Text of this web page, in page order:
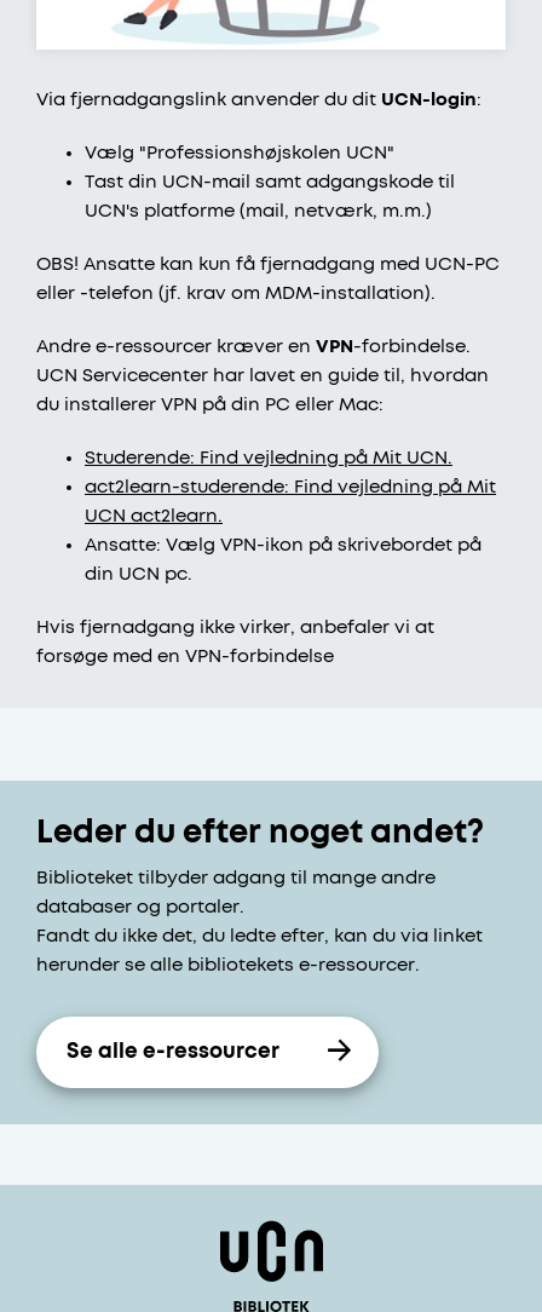
Via fjernadgangslink anvender du dit UCN-login:
Vælg "Professionshøjskolen UCN"
Tast din UCN-mail samt adgangskode til
UCN's platforme (mail, netværk, m.m.)
OBS! Ansatte kan kun få fjernadgang med UCN-PC
eller -telefon (jf. krav om MDM-installation).
Andre e-ressourcer kræver en VPN -forbindelse.
UCN Servicecenter har lavet en guide til, hvordan
du installerer VPN på din PC eller Mac:
Studerende: Find vejledning på Mit UCN.
act2learn-studerende: Find vejledning på Mit
UCN act2learn.
Ansatte: Vælg VPN-ikon på skrivebordet på
din UCN pc.
Hvis fjernadgang ikke virker, anbefaler vi at
forsøge med en VPN-forbindelse
Leder du efter noget andet?
Biblioteket tilbyder adgang til mange andre
databaser og portaler.
Fandt du ikke det, du ledte efter, kan du via linket
herunder se alle bibliotekets e-ressourcer.
Se alle e-ressourcer